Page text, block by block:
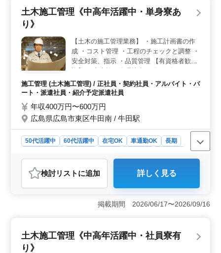
で展開する当社は建設事業を手がけ、中央官庁からの大
規模公共土木工事や民間企業からの土木工事まで様々な
経験豊富な方々が長期的に活躍できる環境を整えていま
す。 ＜福利厚生の整備＞ 健康保険、厚生年金、雇
用保険、労災保険が整っており、従業員の健康と安全を
サポートしています。50代や60代の経験者を歓迎し、安
心して働き続けられるような福利厚生が整っています。
ぜひご応募をお待ちしています。
土木施工管理《中高年活躍中・単身寮あ
り》
【土木の施工管理業務】 ・施工計画書の作
成 ・コスト管理 ・工程のチェックと調整 ・
安全対策、指示 ・品質管理 【有資格者歓
迎】 ・土木施工管理技士（1級／2級）など
50代、60代の経験者歓迎です。
施工管理 (土木施工管理) / 正社員・契約社員・アルバイト・パ
ート・派遣社員・紹介予定派遣社員
年収400万円〜600万円
広島県広島市東区牛田南 / 牛田駅
50代活躍中 60代活躍中 在宅OK 車通勤OK
長期
アルバイト・パート
おすすめポイント
＜土木施工管理＞ 中高年の方、経験豊富な土木施工管
理者を募集中！広島県広島市東区牛田南において、公共
事業を中心にした土木工事の施工管理業務をお任せしま
などが含まれます。 ＜資格・経験＞ 土木施工管理
技士（1級／2級）などの有資格者は歓迎しています。50
検討リスト に追加 詳しく見る
掲載期間 2026/06/17〜2026/09/16
土木施工管理《中高年活躍中・社員寮有
り》